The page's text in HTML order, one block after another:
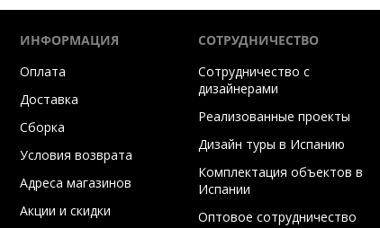
ИНФОРМАЦИЯ
Оплата
Доставка
Сборка
Условия возврата
Адреса магазинов
Акции и скидки
СОТРУДНИЧЕСТВО
Сотрудничество с
дизайнерами
Реализованные проекты
Дизайн туры в Испанию
Комплектация объектов в
Испании
Оптовое сотрудничество